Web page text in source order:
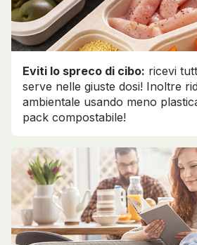
Eviti lo spreco di cibo: ricevi
serve nelle giuste dosi! Inoltre
ambientale usando meno
pack compostabile!